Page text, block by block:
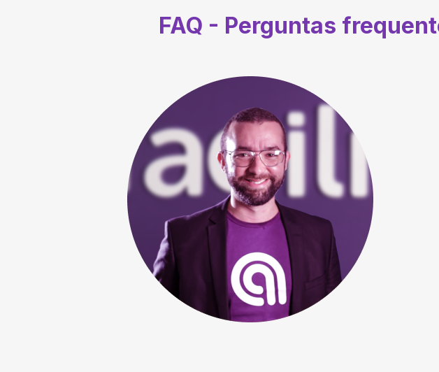
FAQ - Perguntas